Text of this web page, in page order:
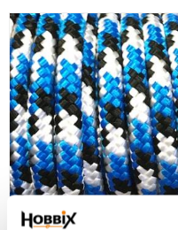
PPM 8 mm. rund